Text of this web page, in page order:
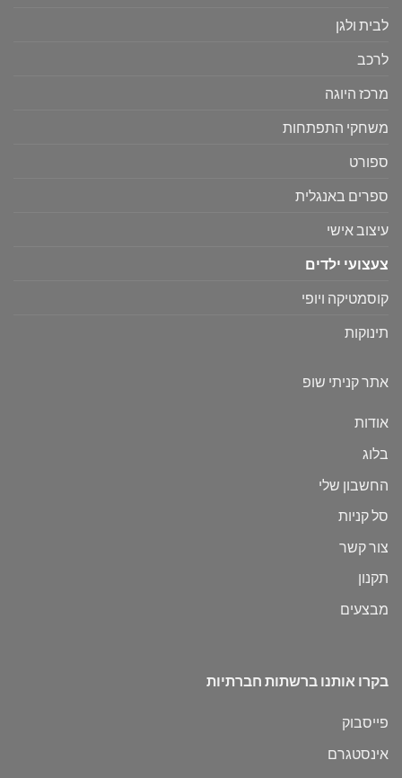
לבית ולגן
לרכב
מרכז היוגה
משחקי התפתחות
ספורט
ספרים באנגלית
עיצוב אישי
צעצועי ילדים
קוסמטיקה ויופי
תינוקות
אתר קניתי שופ
אודות
בלוג
החשבון שלי
סל קניות
צור קשר
תקנון
מבצעים
בקרו אותנו ברשתות חברתיות
פייסבוק
אינסטגרם